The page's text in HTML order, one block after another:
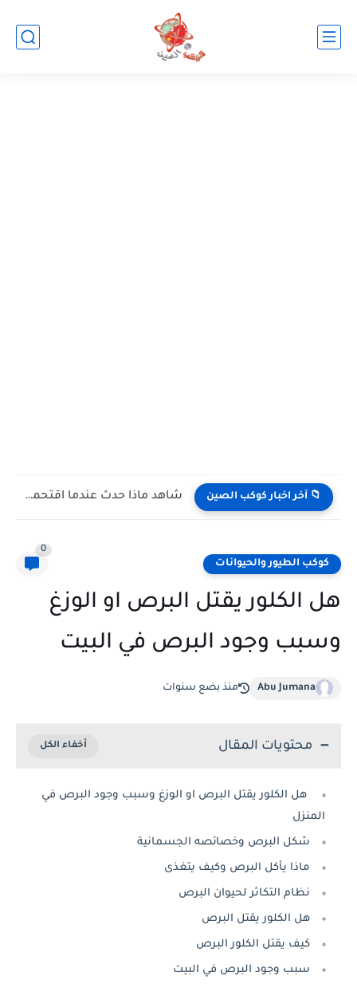
📁 آخر اخبار كوكب الصين شاهد كيف يتغلب النمس على الكوبرا في مواجهة تعتمد على...
كوكب الطيور والحيوانات
0
هل الكلور يقتل البرص او الوزغ
وسبب وجود البرص في البيت
Abu Jumana منذ بضع سنوات
محتويات المقال
هل الكلور يقتل البرص او الوزغ وسبب وجود البرص في
المنزل
شكل البرص وخصائصه الجسمانية
ماذا يأكل البرص وكيف يتغذى
نظام التكاثر لحيوان البرص
هل الكلور يقتل البرص
كيف يقتل الكلور البرص
سبب وجود البرص في البيت